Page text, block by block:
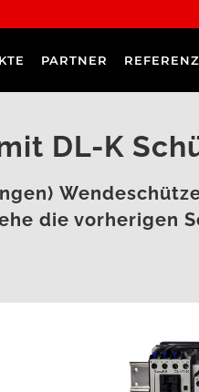
PARTNER
DL-K
die vorherigen